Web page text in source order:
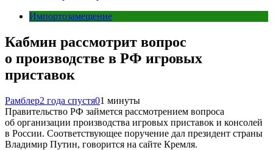
Импортозамещение
Кабмин рассмотрит вопрос
о производстве в РФ игровых
приставок
Рамблер2 года спустя01 минуты
Правительство РФ займется рассмотрением вопроса
об организации производства игровых приставок и консолей
в России. Соответствующее поручение дал президент страны
Владимир Путин, говорится на сайте Кремля.